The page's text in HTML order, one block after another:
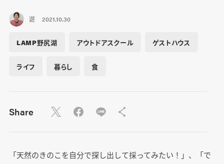
遊 2021.10.30
LAMP野尻湖 アウトドアスクール ゲストハウス
ライフ 暮らし 食
Share
「天然のきのこを自分で探し出して採ってみたい！」、「で